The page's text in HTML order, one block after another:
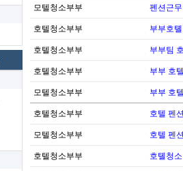
모텔청소부부 펜션근
호텔청소부부 부부호
호텔청소부부 부부팀
호텔청소부부 부부 호
모텔청소부부 부부 호
호텔청소부부 호텔 펜
모텔청소부부 호텔 펜
호텔청소부부 호톌청